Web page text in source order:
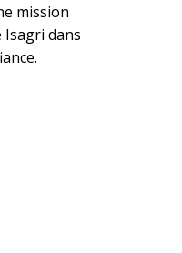
mission
Isagri dans